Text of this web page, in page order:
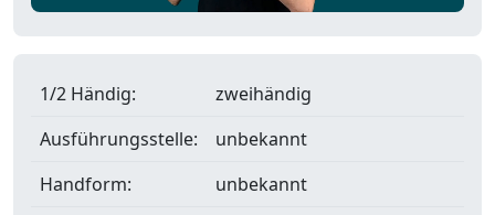
1/2 Händig:
zweihändig
Ausführungsstelle:
unbekannt
Handform:
unbekannt